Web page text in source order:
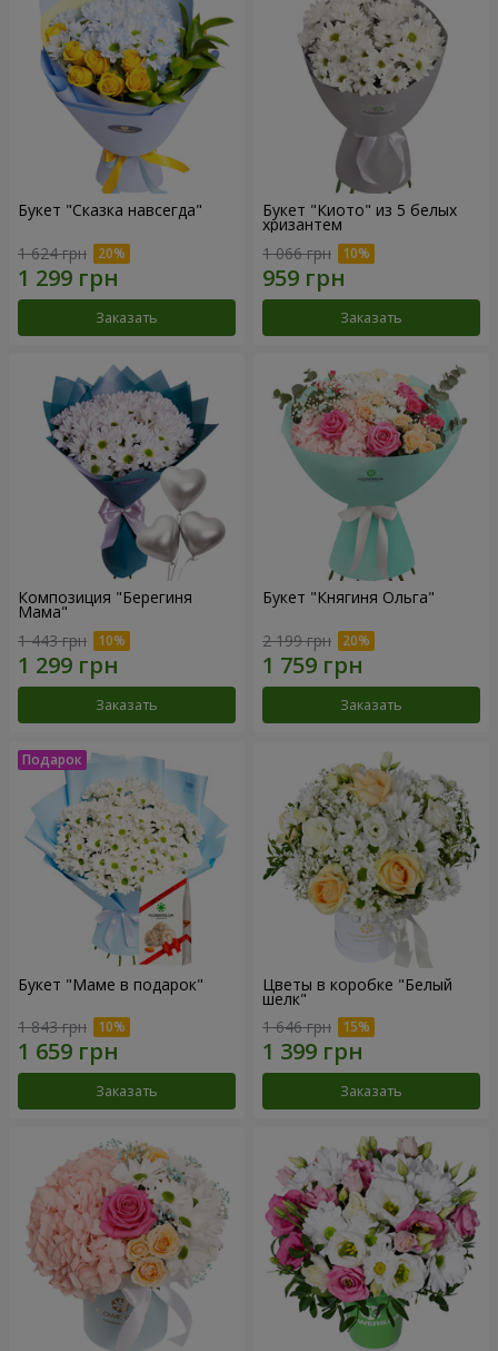
Букет "Сказка навсегда"
1 624 грн
Заказать
Букет "Киото" из 5 белых
хризантем
1 066 грн
Заказать
Композиция "Берегиня
Мама"
1 443 грн
Заказать
Букет "Княгиня Ольга"
2 199 грн
Заказать
Букет "Маме в подарок"
1 843 грн
Заказать
Цветы в коробке "Белый
шелк"
1 646 грн
Заказать